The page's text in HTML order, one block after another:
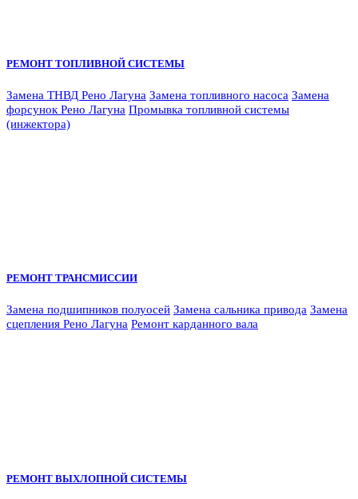
РЕМОНТ ТОПЛИВНОЙ СИСТЕМЫ
Замена ТНВД Рено Лагуна Замена топливного насоса Замена
форсунок Рено Лагуна Промывка топливной системы
(инжектора)
РЕМОНТ ТРАНСМИССИИ
Замена подшипников полуосей Замена сальника привода Замена
сцепления Рено Лагуна Ремонт карданного вала
РЕМОНТ ВЫХЛОПНОЙ СИСТЕМЫ